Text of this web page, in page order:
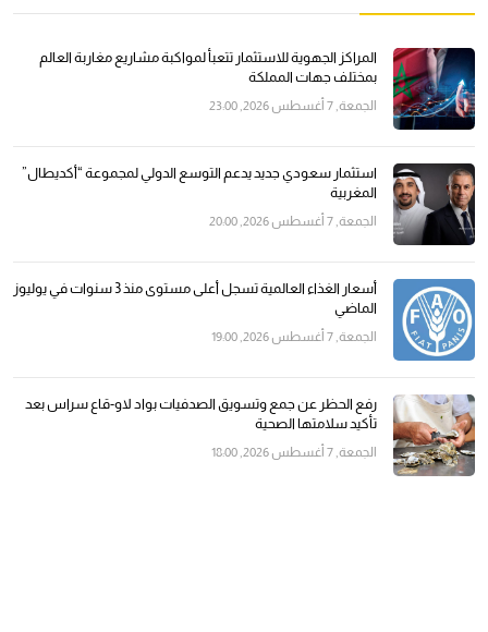
المراكز الجهوية للاستثمار تتعبأ لمواكبة مشاريع مغاربة العالم
بمختلف جهات المملكة
الجمعة, 7 أغسطس 2026, 23:00
استثمار سعودي جديد يدعم التوسع الدولي لمجموعة “أكديطال”
المغربية
الجمعة, 7 أغسطس 2026, 20:00
أسعار الغذاء العالمية تسجل أعلى مستوى منذ 3 سنوات في يوليوز
الماضي
الجمعة, 7 أغسطس 2026, 19:00
رفع الحظر عن جمع وتسويق الصدفيات بواد لاو-قاع سراس بعد
تأكيد سلامتها الصحية
الجمعة, 7 أغسطس 2026, 18:00